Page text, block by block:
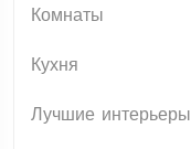
Комнаты
Кухня
Лучшие интерьеры